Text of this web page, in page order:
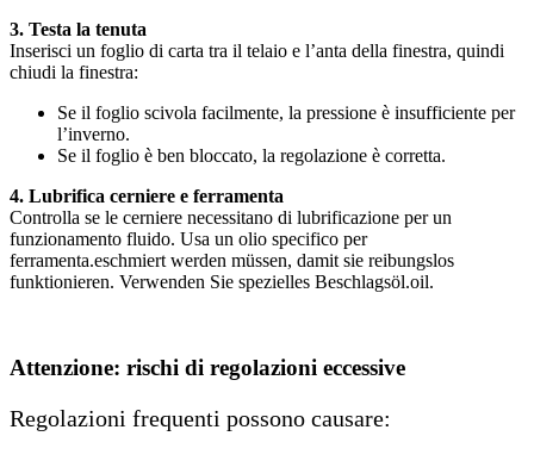
3. Testa la tenuta
Inserisci un foglio di carta tra il telaio e l’anta della finestra, quindi
chiudi la finestra:
Se il foglio scivola facilmente, la pressione è insufficiente per
l’inverno.
Se il foglio è ben bloccato, la regolazione è corretta.
4. Lubrifica cerniere e ferramenta
Controlla se le cerniere necessitano di lubrificazione per un
funzionamento fluido. Usa un olio specifico per
ferramenta.eschmiert werden müssen, damit sie reibungslos
funktionieren. Verwenden Sie spezielles Beschlagsöl.oil.
Attenzione: rischi di regolazioni eccessive
Regolazioni frequenti possono causare: